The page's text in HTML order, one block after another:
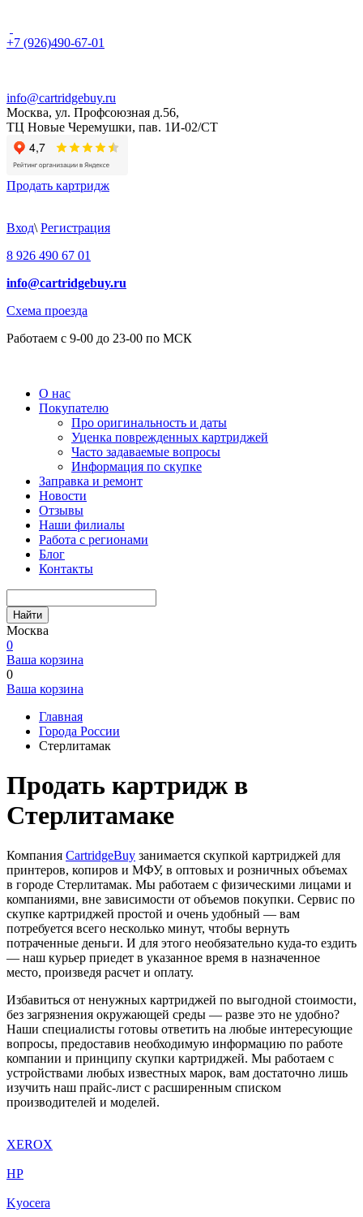
+7 (926)490-67-01
info@cartridgebuy.ru
Москва, ул. Профсоюзная д.56,
ТЦ Новые Черемушки, пав. 1И-02/СТ
Продать картридж
Вход\ Регистрация
8 926 490 67 01
info@cartridgebuy.ru
Схема проезда
Работаем с 9-00 до 23-00 по МСК
О нас
Покупателю
Про оригинальность и даты
Уценка поврежденных картриджей
Часто задаваемые вопросы
Информация по скупке
Заправка и ремонт
Новости
Отзывы
Наши филиалы
Работа с регионами
Блог
Контакты
Найти
Москва
0
Ваша корзина
0
Ваша корзина
Главная
Города России
Стерлитамак
Продать картридж в
Стерлитамаке
Компания CartridgeBuy занимается скупкой картриджей для
принтеров, копиров и МФУ, в оптовых и розничных объемах
в городе Стерлитамак. Мы работаем с физическими лицами и
компаниями, вне зависимости от объемов покупки. Сервис по
скупке картриджей простой и очень удобный — вам
потребуется всего несколько минут, чтобы вернуть
потраченные деньги. И для этого необязательно куда-то ездить
— наш курьер приедет в указанное время в назначенное
место, произведя расчет и оплату.
Избавиться от ненужных картриджей по выгодной стоимости,
без загрязнения окружающей среды — разве это не удобно?
Наши специалисты готовы ответить на любые интересующие
вопросы, предоставив необходимую информацию по работе
компании и принципу скупки картриджей. Мы работаем с
устройствами любых известных марок, вам достаточно лишь
изучить наш прайс-лист с расширенным списком
производителей и моделей.
XEROX
HP
Kyocera